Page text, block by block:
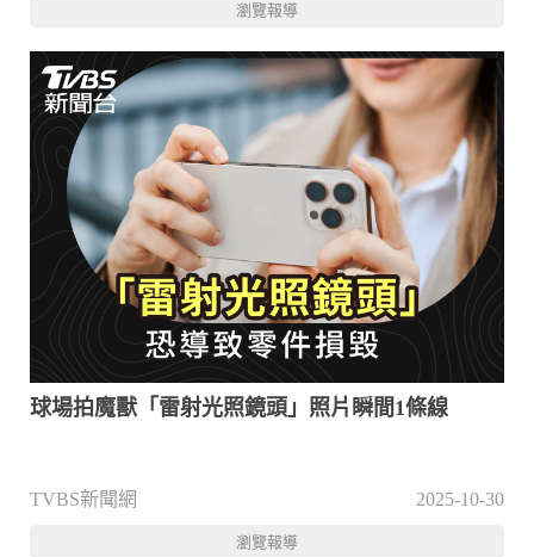
瀏覽報導
球場拍魔獸「雷射光照鏡頭」照片瞬間1條線
TVBS新聞網 2025-10-30
瀏覽報導